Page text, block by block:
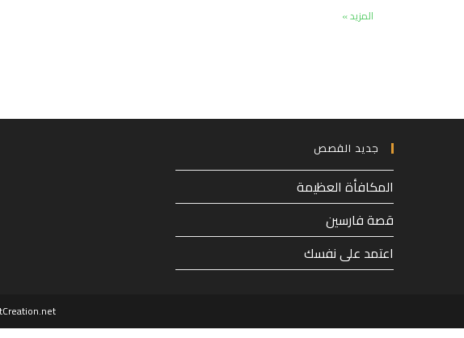
المزيد »
جديد القصص
المكافأة العظيمة
قصة فارسين
اعتمد على نفسك